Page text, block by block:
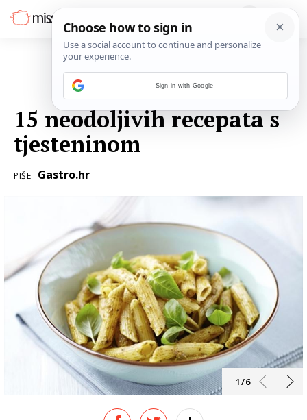
15 neodoljivih recepata s
tjesteninom
PIŠE Gastro.hr
1/6
Sign in with Google